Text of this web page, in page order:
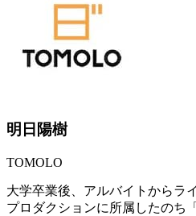
明日陽樹
TOMOLO
大学卒業後、アルバイトからラ
プロダクションに所属したのち